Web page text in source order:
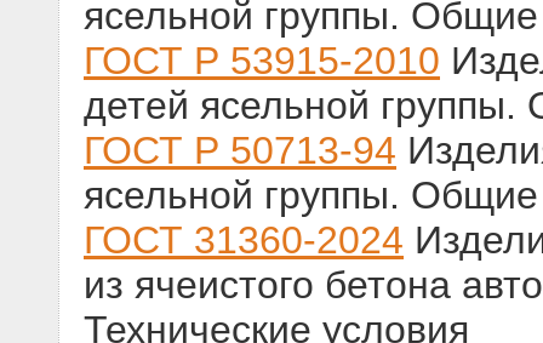
ясельной группы. Общие
ГОСТ Р 53915-2010
детей ясельной группы.
ГОСТ Р 50713-94
ясельной группы. Общие
ГОСТ 31360-2024
из ячеистого бетона
Технические условия